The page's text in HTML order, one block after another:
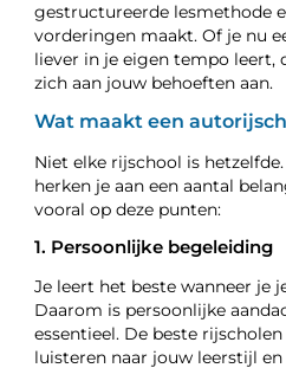
gestructureerde lesmethode
vorderingen maakt. Of je nu
liever in je eigen tempo leert,
zich aan jouw behoeften aan.
Wat maakt een
Niet elke rijschool is
herken je aan een aantal
vooral op deze punten:
1. Persoonlijke begeleiding
Je leert het beste wanneer je
Daarom is persoonlijke
essentieel. De beste
luisteren naar jouw leerstijl